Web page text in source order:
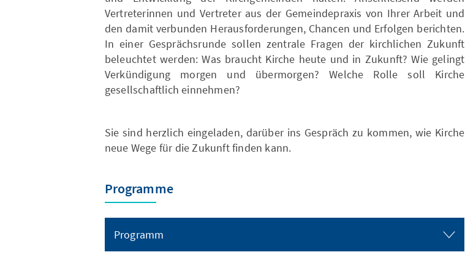
Vertreterinnen und Vertreter aus der Gemeindepraxis von Ihrer Arbeit und
den damit verbunden Herausforderungen, Chancen und Erfolgen berichten.
In einer Gesprächsrunde sollen zentrale Fragen der kirchlichen Zukunft
beleuchtet werden: Was braucht Kirche heute und in Zukunft? Wie gelingt
Verkündigung morgen und übermorgen? Welche Rolle soll Kirche
gesellschaftlich einnehmen?
Sie sind herzlich eingeladen, darüber ins Gespräch zu kommen, wie Kirche
neue Wege für die Zukunft finden kann.
Programme
Programm